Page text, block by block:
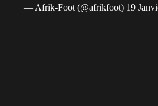
— Afrik-Foot (@afrikfoot) 19